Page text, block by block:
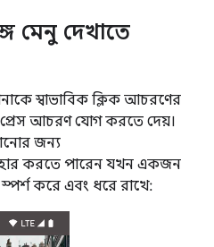
মেনু দেখাতে
স্বাভাবিক ক্লিক আচরণের
প্রেস আচরণ যোগ করতে দেয়।
জন্য
করতে পারেন যখন একজন
স্পর্শ করে এবং ধরে রাখে: